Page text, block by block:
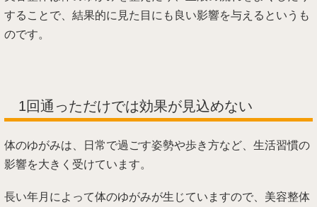
することで、結果的に見た目にも良い影響を与えるというも
のです。
1回通っただけでは効果が見込めない
体のゆがみは、日常で過ごす姿勢や歩き方など、生活習慣の
影響を大きく受けています。
長い年月によって体のゆがみが生じていますので、美容整体